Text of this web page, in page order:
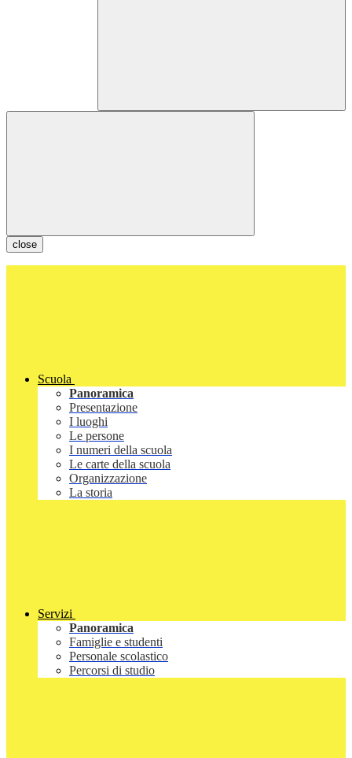
close
Scuola
Panoramica
Presentazione
I luoghi
Le persone
I numeri della scuola
Le carte della scuola
Organizzazione
La storia
Servizi
Panoramica
Famiglie e studenti
Personale scolastico
Percorsi di studio